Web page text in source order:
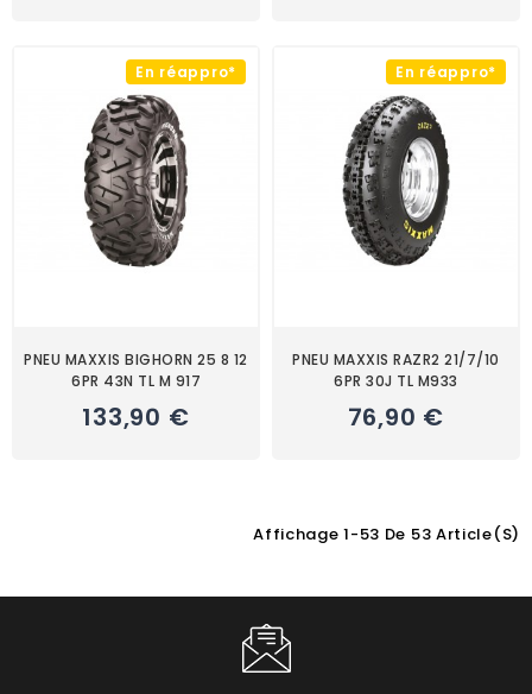
En réappro*
PNEU MAXXIS BIGHORN 25 8 12
6PR 43N TL M 917
133,90 €
En réappro*
PNEU MAXXIS RAZR2 21/7/10
6PR 30J TL M933
76,90 €
Affichage 1-53 De 53 Article(s)